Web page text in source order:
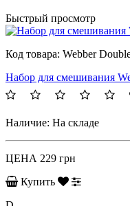
Быстрый просмотр
Код товара: Webber
Набор для смешивания
Наличие: На складе
ЦЕНА 229 грн
Купить